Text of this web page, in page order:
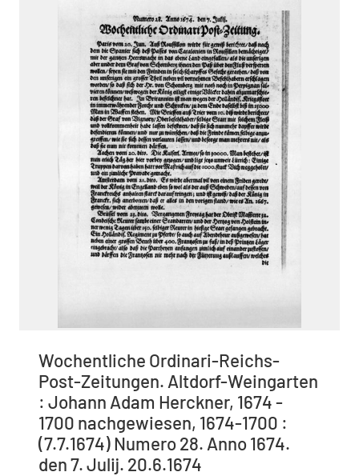
Wochentliche Ordinari-Reichs-
Post-Zeitungen. Altdorf-Weingarten
: Johann Adam Herckner, 1674 -
1700 nachgewiesen, 1674-1700 :
(7.7.1674) Numero 28. Anno 1674.
den 7. Julij. 20.6.1674